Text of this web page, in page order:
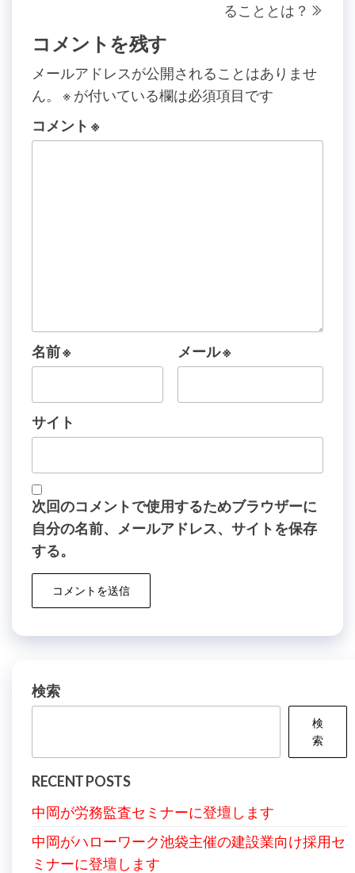
ン
ることとは？
コメントを残す
メールアドレスが公開されることはありませ
ん。
※ が付いている欄は必須項目です
コメント ※
名前※ メール※
サイト
次回のコメントで使用するためブラウザーに
自分の名前、メールアドレス、サイトを保存
する。
検索
検
索
RECENT POSTS
中岡が労務監査セミナーに登壇します
中岡がハローワーク池袋主催の建設業向け採用セ
ミナーに登壇します